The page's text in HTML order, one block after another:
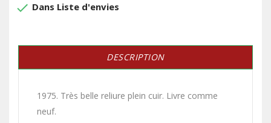
done Dans Liste d'envies
DESCRIPTION
1975. Très belle reliure plein cuir. Livre comme
neuf.